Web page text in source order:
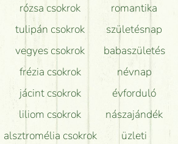
legtovább friss a csokor?
koszorút vásárolni boltban?
rózsa csokrok
tulipán csokrok
vegyes csokrok
frézia csokrok
jácint csokrok
liliom csokrok
alsztromélia csokrok
romantika
születésnap
babaszületés
névnap
évforduló
nászajándék
üzleti